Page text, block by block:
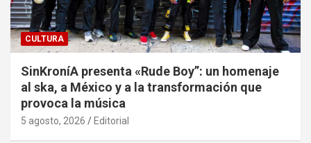
CULTURA
SinKroníA presenta «Rude Boy”: un homenaje
al ska, a México y a la transformación que
provoca la música
5 agosto, 2026 Editorial